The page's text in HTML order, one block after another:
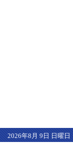
2026年8月 9日 日曜日